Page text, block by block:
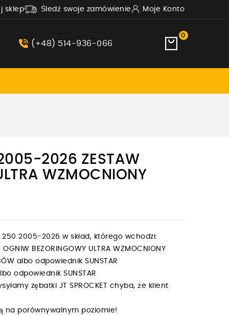
sklep Śledź swoje zamówienie Moje Konto
(+48) 514-936-066
0
2026 ZESTAW
WZMOCNIONY
250 2005-2026 w skład, którego wchodzi:
BEZORINGOWY ULTRA WZMOCNIONY
albo odpowiednik SUNSTAR
odpowiednik SUNSTAR
zębatki JT SPROCKET chyba, że klient
na porównywalnym poziomie!